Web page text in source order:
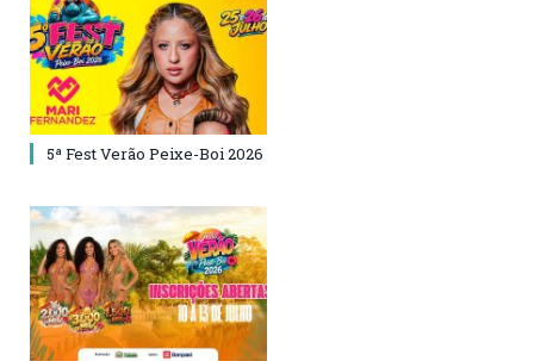
5ª Fest Verão Peixe-Boi 2026